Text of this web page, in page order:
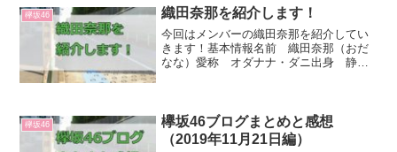
にじみ出てるんじゃないかなと思いま
す。そんな保乃ちゃんのブロ...
欅坂46 織田奈那を紹介します！
今回はメンバーの織田奈那を紹介してい
きます！基本情報名前 織田奈那（おだ
なな）愛称 オダナナ・ダニ出身 静岡
の思い切りのいい発...
欅坂46
欅坂46ブログまとめと感想
（2019年11月21日編）